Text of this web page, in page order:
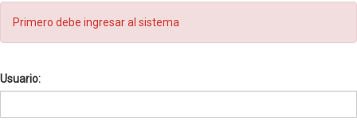
Primero debe ingresar al sistema
Usuario: